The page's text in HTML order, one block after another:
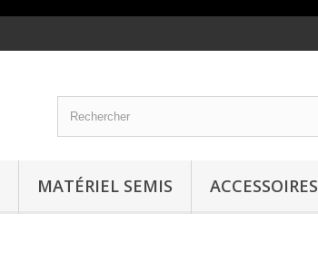
MATÉRIEL SEMIS ACCESSOIRES